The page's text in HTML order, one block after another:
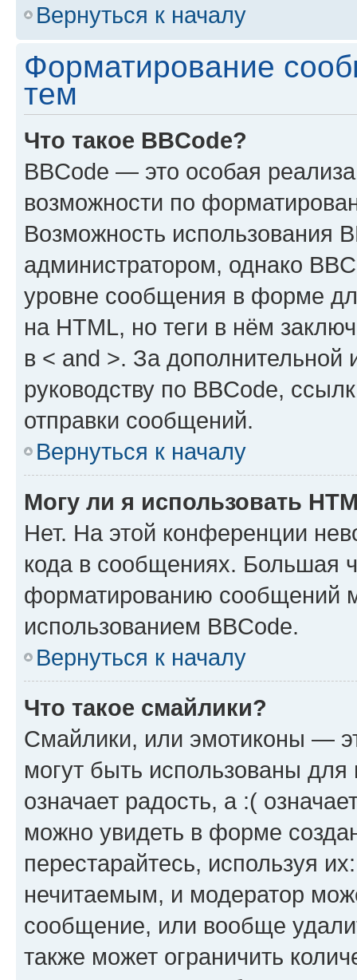
Вернуться к началу
Форматирование
тем
Что такое BBCode?
BBCode — это особая
возможности по
Возможность использования
администратором, однако
уровне сообщения в форме
на HTML, но теги в нём
в < and >. За
руководству по BBCode,
отправки сообщений.
Вернуться к началу
Могу ли я использовать
Нет. На этой конференции
кода в сообщениях. Большая
форматированию сообщений
использованием BBCode.
Вернуться к началу
Что такое смайлики?
Смайлики, или эмотиконы —
могут быть использованы
означает радость, а :(
можно увидеть в форме
перестарайтесь, используя
нечитаемым, и модератор
сообщение, или вообще
также может ограничить